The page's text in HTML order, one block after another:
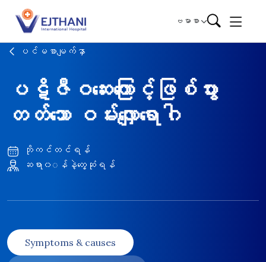
Skip to content
ဗမာစာ
ပင်မစာမျက်နှာ
ပဋိဇီဝဆေးကြောင့်ဖြစ်ပွား
တတ်သော ဝမ်းလျှောရောဂါ
ဘိုကင်တင်ရန်
ဆရာ၀◌န်နဲ့တွေ့ဆုံရန်
Symptoms & causes